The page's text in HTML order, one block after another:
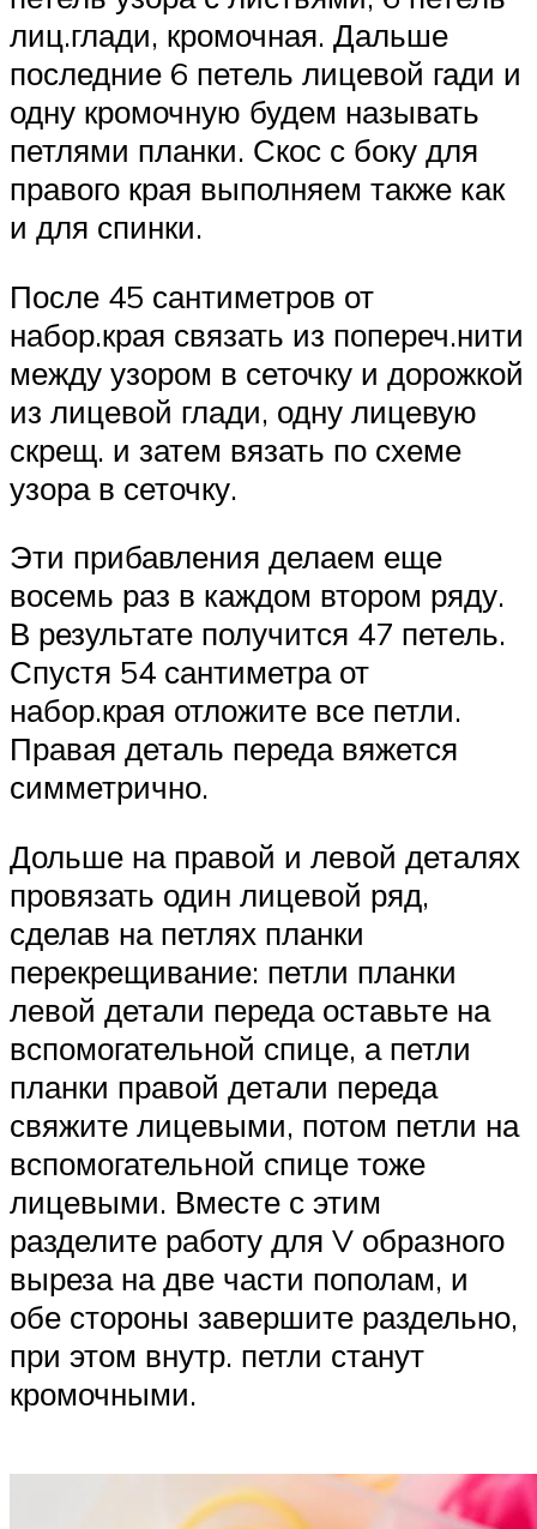
лиц.глади, кромочная. Дальше
последние 6 петель лицевой гади и
одну кромочную будем называть
петлями планки. Скос с боку для
правого края выполняем также как
и для спинки.
После 45 сантиметров от
набор.края связать из попереч.нити
между узором в сеточку и дорожкой
из лицевой глади, одну лицевую
скрещ. и затем вязать по схеме
узора в сеточку.
Эти прибавления делаем еще
восемь раз в каждом втором ряду.
В результате получится 47 петель.
Спустя 54 сантиметра от
набор.края отложите все петли.
Правая деталь переда вяжется
симметрично.
Дольше на правой и левой деталях
провязать один лицевой ряд,
сделав на петлях планки
перекрещивание: петли планки
левой детали переда оставьте на
вспомогательной спице, а петли
планки правой детали переда
свяжите лицевыми, потом петли на
вспомогательной спице тоже
лицевыми. Вместе с этим
разделите работу для V образного
выреза на две части пополам, и
обе стороны завершите раздельно,
при этом внутр. петли станут
кромочными.